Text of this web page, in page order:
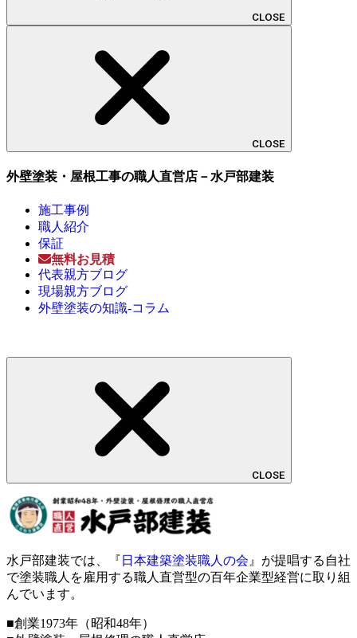
CLOSE
CLOSE
外壁塗装・屋根工事の職人直営店－水戸部建装
施工事例
職人紹介
保証
無料お見積
代表親方ブログ
現場親方ブログ
外壁塗装の知識-コラム
CLOSE
水戸部建装では、『 日本建築塗装職人の会 』が提唱する自社
で塗装職人を雇用する職人直営型の百年企業型経営に取り組
んでいます。
■創業1973年（昭和48年）